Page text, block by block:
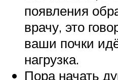
появления
врачу, это
ваши почки
нагрузка.
Пора начать